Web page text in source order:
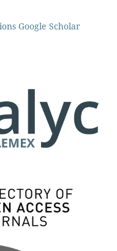
Google Scholar